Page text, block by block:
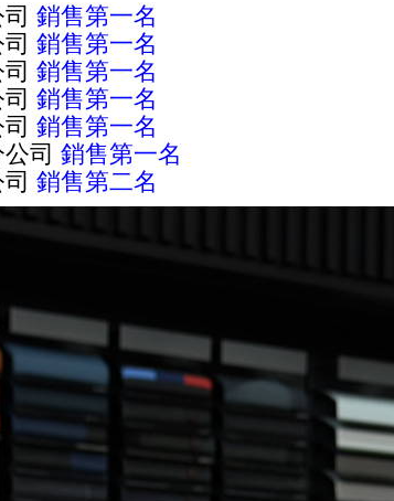
司銷售第一名
司銷售第一名
司銷售第一名
司銷售第一名
司銷售第一名
公司銷售第一名
司銷售第二名